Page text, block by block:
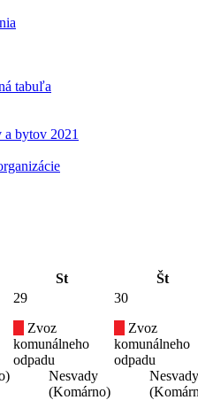
tabuľa
bytov 2021
St
Št
29
Zvoz
komunálneho
odpadu
Nesvady
(Komárno)
30
Zvoz
komunálneho
odpadu
Nesvady